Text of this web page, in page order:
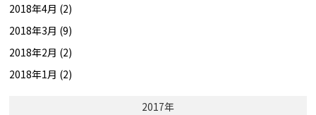
2018年4月 (2)
2018年3月 (9)
2018年2月 (2)
2018年1月 (2)
2017年